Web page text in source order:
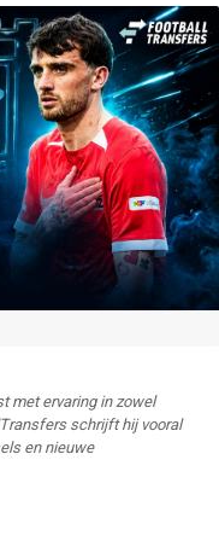
met ervaring in zowel
schrijft hij vooral
en nieuwe